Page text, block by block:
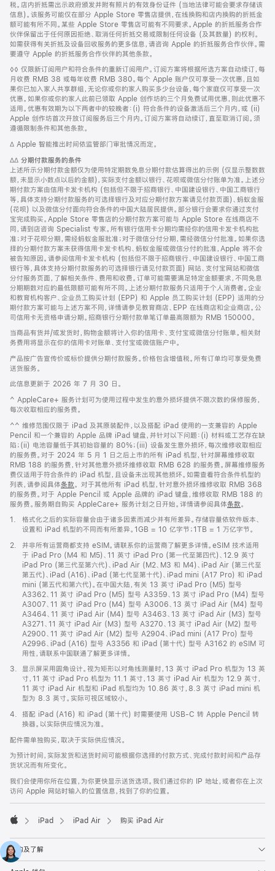
税。店内折抵需出示政府颁发并附有照片的有效身份证件 (当地法律可能会要求存储该
信息)。该服务可能仅在部分 Apple Store 零售店提供，在线换购和店内换购的折抵金
额可能有所不同。某些 Apple Store 零售店可能有不同要求。Apple 的折抵服务合作
伙伴保留出于任何原因拒绝、取消任何折抵交易或限制任何设备 (及其数量) 的权利。
如需获得有关折抵及设备回收服务的更多信息，请咨询 Apple 的折抵服务合作伙伴。需
要遵守 Apple 的折抵服务合作伙伴的其他条款。
脚
注
◊◊ 仅限新订阅用户和符合条件的重新订阅用户。订阅方案将根据所选方案自动续订，每
月收费 RMB 38 或每年收费 RMB 380。每个 Apple 账户仅可享受一次优惠，且如
果你已加入家人共享群组，无论你或你的家人购买多少台设备，每个家庭仅可享受一次
优惠。如果你或你的家人此前已领取 Apple 创作坊的三个月免费试用优惠，则此优惠不
适用。优惠有效期为以下两者中的较晚者：(i) 符合条件的设备激活后三个月内，或 (ii)
Apple 创作坊首次开放订阅服务后三个月内。订阅方案将自动续订，直至取消订阅。须
遵循限制条件和其他条款。
脚
∆ Apple 智能推出时间依监管部门审批情况而定。
脚
注
∆∆ 分期付款服务的条件
上述所示分期付款金额仅为使用特定期数免息分期付款估算得出的示例 (仅显示整数数
额，未显示小数点以后的金额)，实际支付金额以银行、花呗或微信分付账单为准。上述分
期付款方案由信用卡发卡机构 (包括但不限于招商银行、中国建设银行、中国工商银行
等，具体支持分期付款服务的可选择银行及对应分期付款方案请见付款页面)、蚂蚁金服
(花呗) 以及微信分付面向符合条件的中国大陆居民提供。部分银行会要求你通过支付
宝完成购买。Apple Store 零售店的分期付款方案可能与 Apple Store 在线商店不
同，请到店咨询 Specialist 专家。所有银行信用卡分期均需经你的信用卡发卡机构批
准；对于花呗分期，需经蚂蚁金服批准；对于微信分付分期，需经微信分付批准。如果你选
择的分期付款方案未获得信用卡发卡机构、蚂蚁金服或微信分付的批准，Apple 将不会
被告知原因。请参阅信用卡发卡机构 (包括但不限于招商银行、中国建设银行、中国工商
银行等，具体支持分期付款服务的可选择银行请见付款页面) 网站、支付宝网站和微信
分付服务页面，了解相关条件、费用和收费。订单可能需要满足特定金额要求，不同免息
分期期数对应的最低限额可能有所不同。上述分期付款服务只适用于个人消费者。企业
和教育机构客户、企业员工购买计划 (EPP) 和 Apple 员工购买计划 (EPP) 适用的分
期付款方案可能与上述方案不同，详情请参见教育商店、EPP 在线商店和企业商店。公
司信用卡无资格申请分期。招商银行分期付款单笔订单最高限额为 RMB 150000。
当商品有货并/或发货时，购物金额将计入你的信用卡、支付宝或微信分付账单。相关财
务费用将显示在你的信用卡对账单、支付宝或微信账户中。
产品按广告宣传价或标价提供分期付款服务。价格包含增值税。所有订单均可享受免费
送货服务。
此信息更新于 2026 年 7 月 30 日。
脚
注
^ AppleCare+ 服务计划可为使用过程中发生的意外损坏提供不限次数的保修服务，
每次收取相应的服务费。
脚
注
^^ 维修范围仅限于 iPad 及其原装配件，以及搭配 iPad 使用的一支兼容的 Apple
Pencil 和一个兼容的 Apple 品牌 iPad 键盘，并针对以下问题：(i) 材料或工艺存在缺
陷；(ii) 电池容量低于其初始容量的 80%；(iii) 设备发生意外损坏，每次维修收取相应
的服务费。对于 2024 年 5 月 1 日之后上市的所有 iPad 机型，针对屏幕维修收取
RMB 188 的服务费，针对其他意外损坏维修收取 RMB 628 的服务费。屏幕维修服务
费仅适用于符合条件的 iPad 机型，且设备未出现其他损坏。如需查看符合条件机型的
列表，请参阅具体条款。 对于其他所有 iPad 机型，针对意外损坏维修收取 RMB 368
的服务费。对于 Apple Pencil 或 Apple 品牌的 iPad 键盘，维修收取 RMB 188 的
服务费。服务期自购买 AppleCare+ 服务计划之日开始。详情请参阅具体条款。
脚
1.
格式化之后的实际容量会由于诸多因素而减少并有所差异。存储容量依软件版本、
设置和 iPad 机型的不同而有所差异。1GB = 10 亿字节；1TB = 1 万亿字节。
脚
2.
并非所有运营商都支持 eSIM。请联系你的运营商了解更多详情。eSIM 技术适用
于 iPad Pro (M4 和 M5)、11 英寸 iPad Pro (第一代至第四代)、12.9 英寸
iPad Pro (第三代至第六代)、iPad Air (M2、M3 和 M4)、iPad Air (第三代至
第五代)、iPad (A16)、iPad (第七代至第十代)、iPad mini (A17 Pro) 和 iPad
mini (第五代和第六代)。在中国大陆，有关 13 英寸 iPad Pro (M5) 型号
A3362、11 英寸 iPad Pro (M5) 型号 A3359、13 英寸 iPad Pro (M4) 型号
A3007、11 英寸 iPad Pro (M4) 型号 A3006、13 英寸 iPad Air (M4) 型号
A3464、11 英寸 iPad Air (M4) 型号 A3463、13 英寸 iPad Air (M3) 型号
A3271、11 英寸 iPad Air (M3) 型号 A3270、13 英寸 iPad Air (M2) 型号
A2900、11 英寸 iPad Air (M2) 型号 A2904、iPad mini (A17 Pro) 型号
A2996、iPad (A16) 型号 A3356 和 iPad (第十代) 型号 A3162 的 eSIM 可
用性，请联系中国联通了解更多详情。
脚
3.
显示屏采用圆角设计。视为矩形以对角线测量时，13 英寸 iPad Pro 机型为 13 英
寸，11 英寸 iPad Pro 机型为 11.1 英寸，13 英寸 iPad Air 机型为 12.9 英寸，
11 英寸 iPad Air 机型和 iPad 机型均为 10.86 英寸，8.3 英寸 iPad mini 机
型为 8.3 英寸。实际可视区域较小。
脚
4.
搭配 iPad (A16) 和 iPad (第十代) 时需要使用 USB-C 转 Apple Pencil 转
换器。以实际供应情况为准。
配件需单独购买，取决于实际供应情况。
为预计时间，实际发货和送货时间可能根据你选择的付款方式、完成付款时间和产品存
货状况而有所变化。
我们会使用你所在位置，为你更快显示送货选项。我们通过你的 IP 地址，或者你在上次
访问 Apple 网站时输入的位置信息，找到了你的位置。
iPad iPad Air 购买 iPad Air
选购及了解